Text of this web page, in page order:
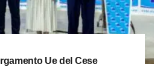
Ue del Cese